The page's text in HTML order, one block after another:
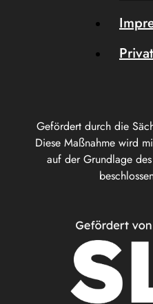
Gefördert durch die
Diese Maßnahme wird
auf der Grundlage